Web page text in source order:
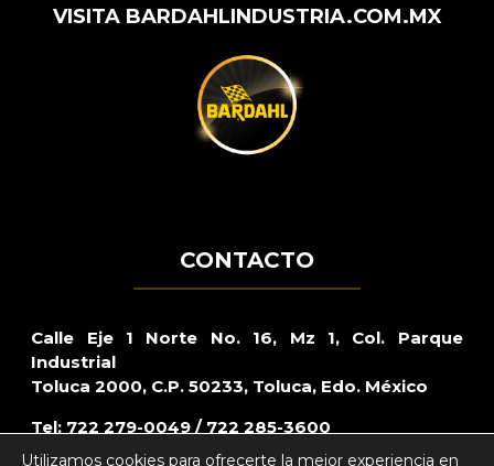
VISITA BARDAHLINDUSTRIA.COM.MX
CONTACTO
Calle Eje 1 Norte No. 16, Mz 1, Col. Parque
Industrial
Toluca 2000, C.P. 50233, Toluca, Edo. México
Tel: 722 279-0049 / 722 285-3600
Utilizamos cookies para ofrecerte la mejor experiencia en